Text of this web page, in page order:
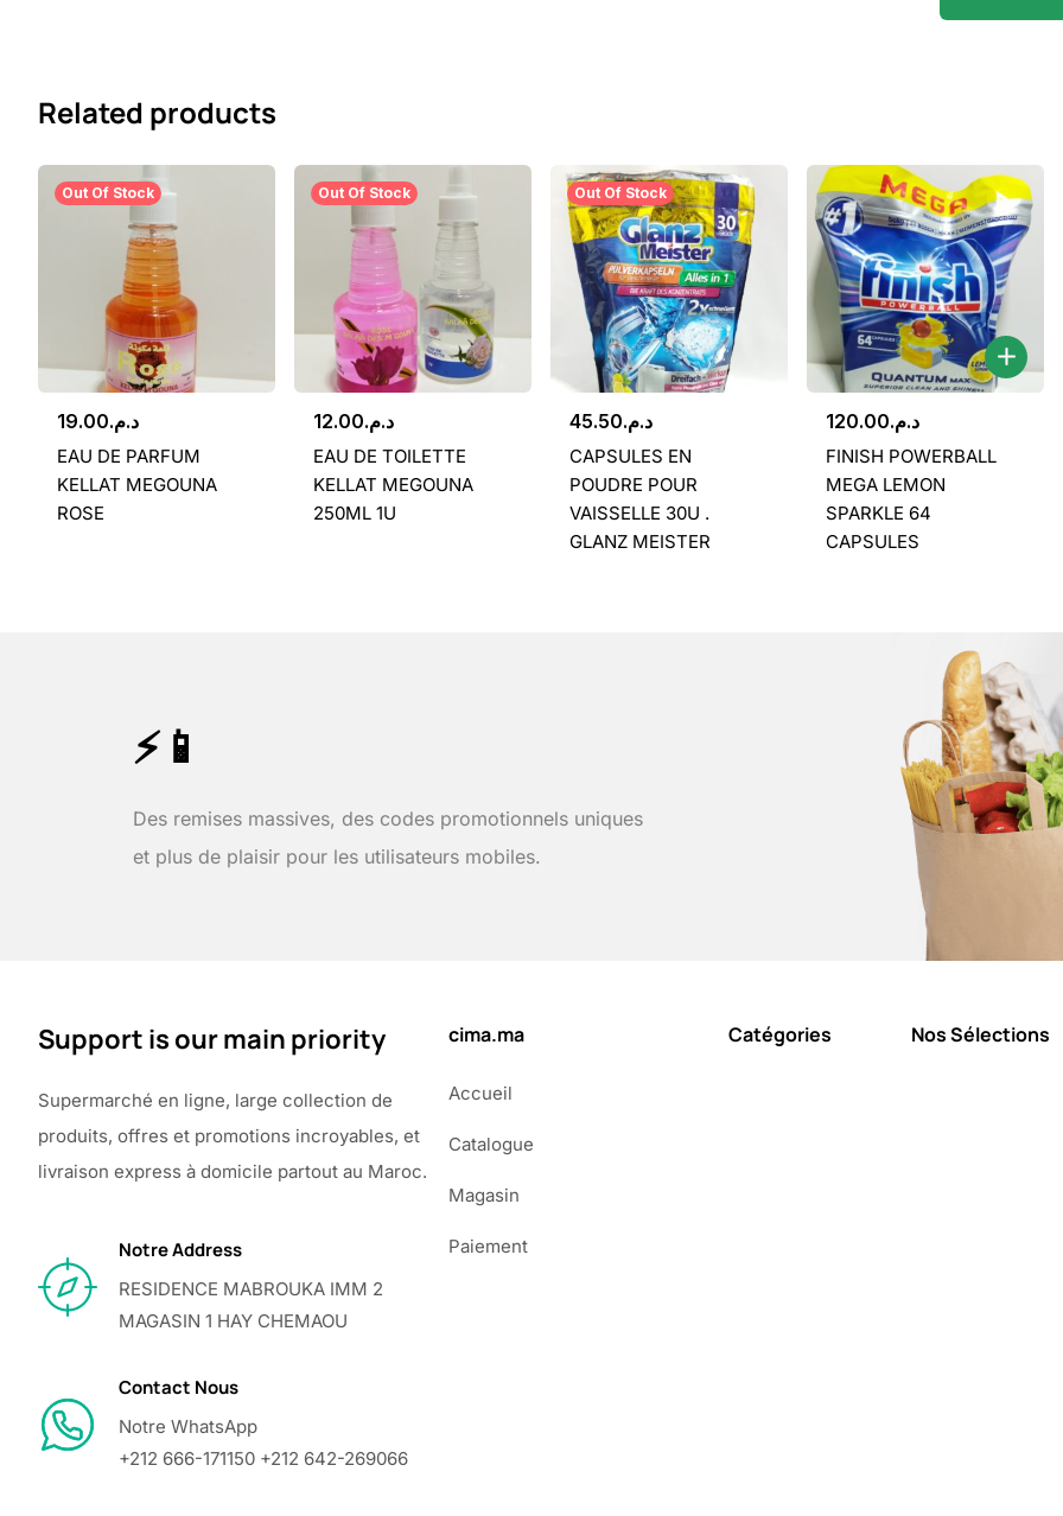
Related products
Out Of Stock
د.م.19.00
EAU DE PARFUM
KELLAT MEGOUNA
ROSE
Out Of Stock
د.م.12.00
EAU DE TOILETTE
KELLAT MEGOUNA
250ML 1U
Out Of Stock
د.م.45.50
CAPSULES EN
POUDRE POUR
VAISSELLE 30U .
GLANZ MEISTER
د.م.120.00
FINISH POWERBALL
MEGA LEMON
SPARKLE 64
CAPSULES
⚡📱
Des remises massives, des codes promotionnels uniques
et plus de plaisir pour les utilisateurs mobiles.
Support is our main priority
Supermarché en ligne, large collection de
produits, offres et promotions incroyables, et
livraison express à domicile partout au Maroc.
Notre Address
RESIDENCE MABROUKA IMM 2
MAGASIN 1 HAY CHEMAOU
Contact Nous
Notre WhatsApp
+212 666-171150 +212 642-269066
cima.ma
Accueil
Catalogue
Magasin
Paiement
Catégories Nos Sélections